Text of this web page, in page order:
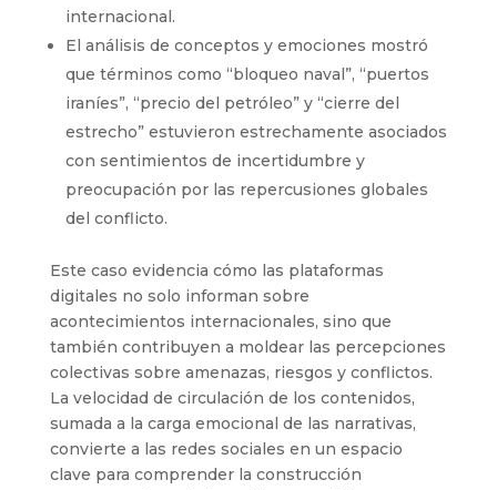
internacional.
El análisis de conceptos y emociones mostró
que términos como “bloqueo naval”, “puertos
iraníes”, “precio del petróleo” y “cierre del
estrecho” estuvieron estrechamente asociados
con sentimientos de incertidumbre y
preocupación por las repercusiones globales
del conflicto.
Este caso evidencia cómo las plataformas
digitales no solo informan sobre
acontecimientos internacionales, sino que
también contribuyen a moldear las percepciones
colectivas sobre amenazas, riesgos y conflictos.
La velocidad de circulación de los contenidos,
sumada a la carga emocional de las narrativas,
convierte a las redes sociales en un espacio
clave para comprender la construcción